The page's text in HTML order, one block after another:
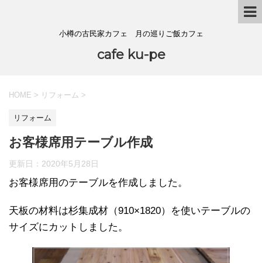
小樽の古民家カフェ 月の巡りご飯カフェ
cafe ku-pe
HOME > リフォーム >
リフォーム
お客様席用テーブル作成
更新日： 2020年5月28日
お客様席用のテーブルを作成しました。
天板の材料は杉集成材（910×1820）を使いテーブルの
サイズにカットしました。